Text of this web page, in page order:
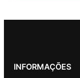
INFORMAÇÕES